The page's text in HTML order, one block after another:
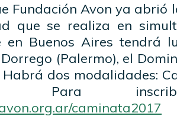
Fundación Avon ya abrió
que se realiza en
en Buenos Aires tendrá
(Palermo), el
Habrá dos modalidades:
caminata2017